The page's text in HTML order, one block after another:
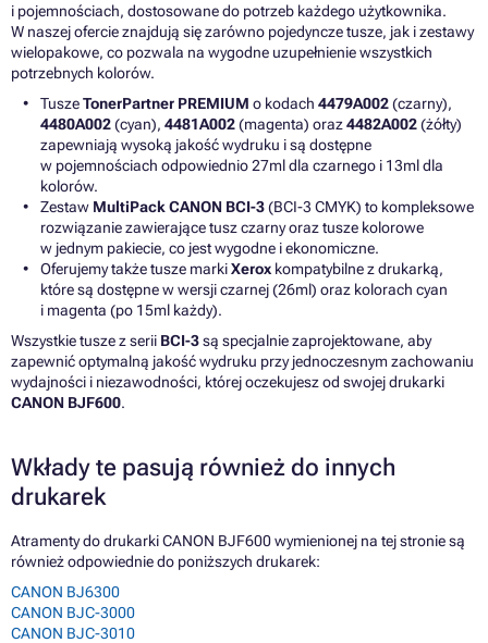
i pojemnościach, dostosowane do potrzeb każdego użytkownika.
W naszej ofercie znajdują się zarówno pojedyncze tusze, jak i zestawy
wielopakowe, co pozwala na wygodne uzupełnienie wszystkich
potrzebnych kolorów.
TuszeTonerPartner PREMIUM o kodach 4479A002(czarny),
4480A002(cyan), 4481A002(magenta) oraz4482A002(żółty)
zapewniają wysoką jakość wydruku i są dostępne
w pojemnościach odpowiednio 27ml dla czarnego i 13ml dla
kolorów.
Zestaw MultiPack CANON BCI-3(BCI-3 CMYK) to kompleksowe
rozwiązanie zawierające tusz czarny oraz tusze kolorowe
w jednym pakiecie, co jest wygodne i ekonomiczne.
Oferujemy także tusze markiXerox kompatybilne z drukarką,
które są dostępne w wersji czarnej (26ml) oraz kolorach cyan
i magenta (po 15ml każdy).
Wszystkie tusze z serii BCI-3są specjalnie zaprojektowane, aby
zapewnić optymalną jakość wydruku przy jednoczesnym zachowaniu
wydajności i niezawodności, której oczekujesz od swojej drukarki
CANON BJF600.
Wkłady te pasują również do innych
drukarek
Atramenty do drukarki CANON BJF600 wymienionej na tej stronie są
również odpowiednie do poniższych drukarek:
CANON BJ6300
CANON BJC-3000
CANON BJC-3010